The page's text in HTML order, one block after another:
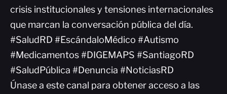
crisis institucionales y tensiones internacionales
que marcan la conversación pública del día.
#SaludRD #EscándaloMédico #Autismo
#Medicamentos #DIGEMAPS #SantiagoRD
#SaludPública #Denuncia #NoticiasRD
Únase a este canal para obtener acceso a las